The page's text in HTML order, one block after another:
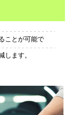
ことが可能で
します。